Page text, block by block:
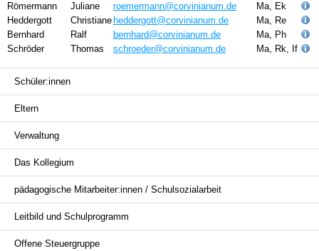
Römermann
Juliane roemermann@corvinianum.de
Ma, Ek
Heddergott
Christiane heddergott@corvinianum.de
Ma, Re
Bernhard
Ralf bernhard@corvinianum.de
Ma, Ph
Schröder
Thomas schroeder@corvinianum.de Ma, Rk, If
überspringen
Schüler:innen
Eltern
Verwaltung
Das Kollegium
pädagogische Mitarbeiter:innen / Schulsozialarbeit
Leitbild und Schulprogramm
Offene Steuergruppe